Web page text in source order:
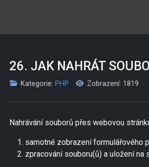
26. JAK NAHRÁT
Kategorie: PHP Zobrazení: 1819
Nahrávání souborů přes webovou
samotné zobrazení formulářového
zpracování souboru(ů) a uložení